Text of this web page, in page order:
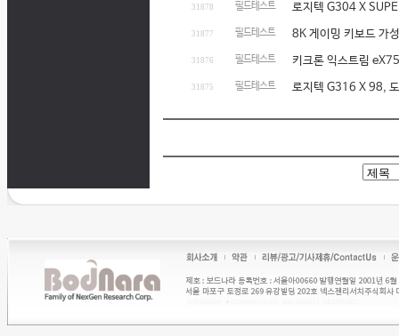
31878 필드테스트 로지텍 G304 X
31877 필드테스트 8K 게이밍 키보드 가
31876 필드테스트 키크론 익스트림
31875 필드테스트 로지텍 G316 X 98,